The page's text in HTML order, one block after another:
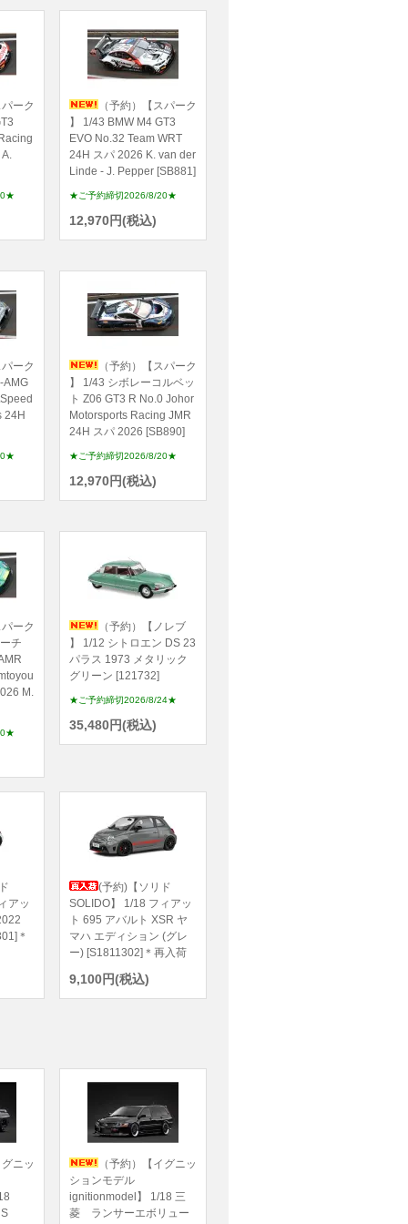
パーク
（予約）【スパーク
】 1/43 BMW M4 GT3
EVO No.32 Team WRT
24H スパ 2026 K. van der
Linde - J. Pepper [SB881]
★ご予約締切2026/8/20★
12,970円(税込)
パーク
AMG
24H
（予約）【スパーク
】 1/43 シボレーコルベッ
ト Z06 GT3 R No.0 Johor
Motorsports Racing JMR
24H スパ 2026 [SB890]
★ご予約締切2026/8/20★
12,970円(税込)
パーク
チ
M.
（予約）【ノレブ
】 1/12 シトロエン DS 23
パラス 1973 メタリック
グリーン [121732]
★ご予約締切2026/8/24★
35,480円(税込)
アッ
＊
(予約)【ソリド
SOLIDO】 1/18 フィアッ
ト 695 アバルト XSR ヤ
マハ エディション (グレ
ー) [S1811302]＊再入荷
9,100円(税込)
グニッ
（予約）【イグニッ
ションモデル
ignitionmodel】 1/18 三
菱 ランサーエボリュー